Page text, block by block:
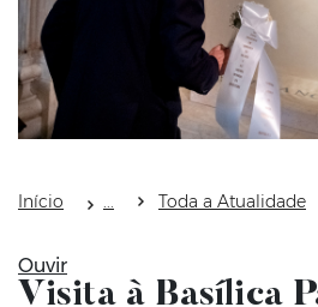
Início Toda a Atualidade
Ouvir
Visita à Basílica